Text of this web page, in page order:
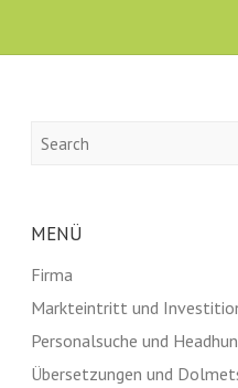
MENÜ
Firma
Markteintritt und
Personalsuche und
Übersetzungen und